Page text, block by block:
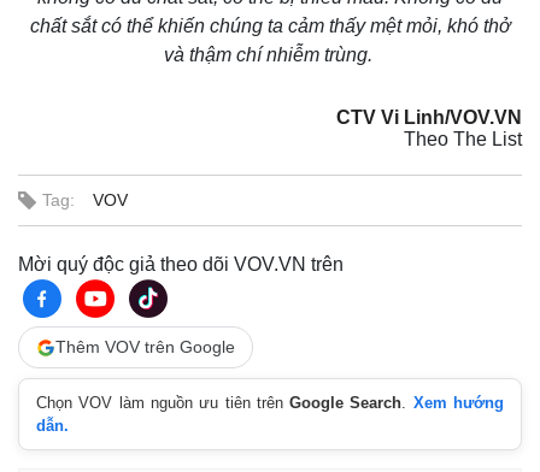
chất sắt có thể khiến chúng ta cảm thấy mệt mỏi, khó thở
và thậm chí nhiễm trùng.
CTV Vi Linh/VOV.VN
Theo The List
Tag: VOV
Mời quý độc giả theo dõi VOV.VN trên
Thêm VOV trên Google
Chọn VOV làm nguồn ưu tiên trênGoogle Search. Xem hướng
dẫn.